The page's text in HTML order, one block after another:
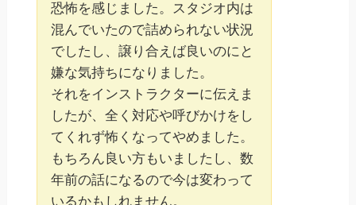
恐怖を感じました。スタジオ内は
混んでいたので詰められない状況
でしたし、譲り合えば良いのにと
嫌な気持ちになりました。
それをインストラクターに伝えま
したが、全く対応や呼びかけをし
てくれず怖くなってやめました。
もちろん良い方もいましたし、数
年前の話になるので今は変わって
いるかもしれません。